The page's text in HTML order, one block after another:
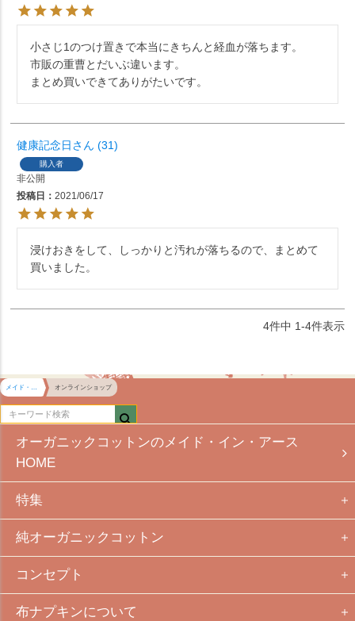
小さじ1のつけ置きで本当にきちんと経血が落ちます。
市販の重曹とだいぶ違います。
まとめ買いできてありがたいです。
健康記念日 31
購入者
非公開
投稿日
2021/06/17
浸けおきをして、しっかりと汚れが落ちるので、まとめて
買いました。
4件中 1-4件表示
メイド・イン・アース HOME オンラインショップ
オーガニックコットンのメイド・イン・アース
HOME
特集
純オーガニックコットン
コンセプト
布ナプキンについて